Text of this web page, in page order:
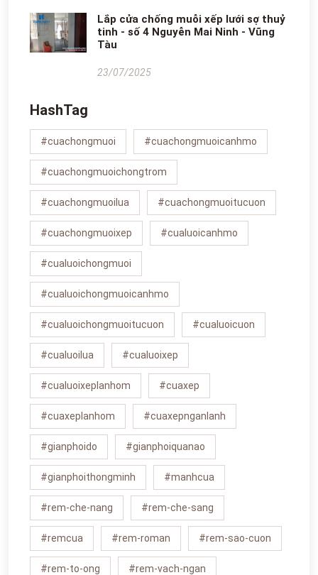
Lắp cửa chống muỗi xếp lưới sợ thuỷ
tinh - số 4 Nguyễn Mai Ninh - Vũng
Tàu
23/07/2025
HashTag
#cuachongmuoi #cuachongmuoicanhmo
#cuachongmuoichongtrom
#cuachongmuoilua #cuachongmuoitucuon
#cuachongmuoixep #cualuoicanhmo
#cualuoichongmuoi
#cualuoichongmuoicanhmo
#cualuoichongmuoitucuon #cualuoicuon
#cualuoilua #cualuoixep
#cualuoixeplanhom #cuaxep
#cuaxeplanhom #cuaxepnganlanh
#gianphoido #gianphoiquanao
#gianphoithongminh #manhcua
#rem-che-nang #rem-che-sang
#remcua #rem-roman #rem-sao-cuon
#rem-to-ong #rem-vach-ngan